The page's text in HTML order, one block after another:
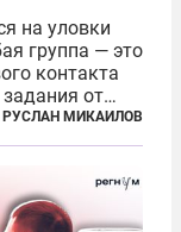
на уловки
группа — это
контакта
от
до
в
РУСЛАН МИКАИЛОВ